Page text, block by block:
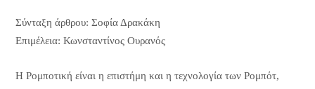
Σύνταξη άρθρου: Σοφία Δρακάκη
Επιμέλεια: Κωνσταντίνος Ουρανός
Η Ρομποτική είναι η επιστήμη και η τεχνολογία των Ρομπότ,